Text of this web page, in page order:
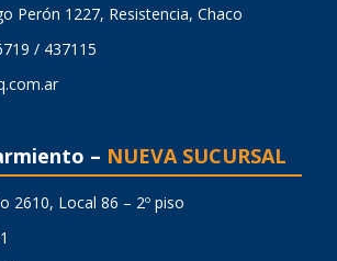
Perón 1227, Resistencia, Chaco
/ 437115
– NUEVA SUCURSAL
2610, Local 86 – 2º piso